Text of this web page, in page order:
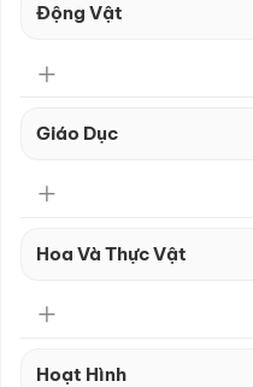
Động Vật
Giáo Dục
Hoa Và Thực Vật
Hoạt Hình